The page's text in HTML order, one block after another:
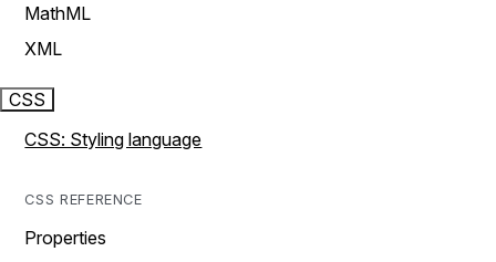
MathML
XML
CSS
CSS: Styling language
CSS REFERENCE
Properties